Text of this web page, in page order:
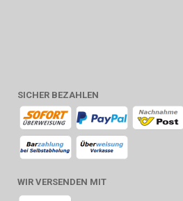
SICHER BEZAHLEN
WIR VERSENDEN MIT